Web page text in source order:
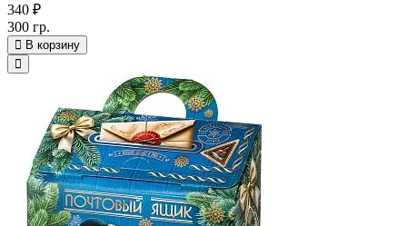
340 ₽
300 гр.
В корзину